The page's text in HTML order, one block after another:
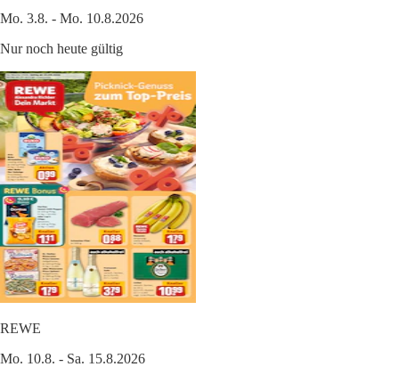
Mo. 3.8. - Mo. 10.8.2026
Nur noch heute gültig
REWE
Mo. 10.8. - Sa. 15.8.2026